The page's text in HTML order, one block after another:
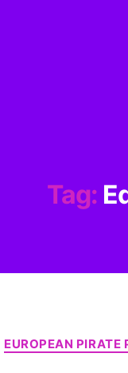
Tag:
EUROPEAN PIRATE